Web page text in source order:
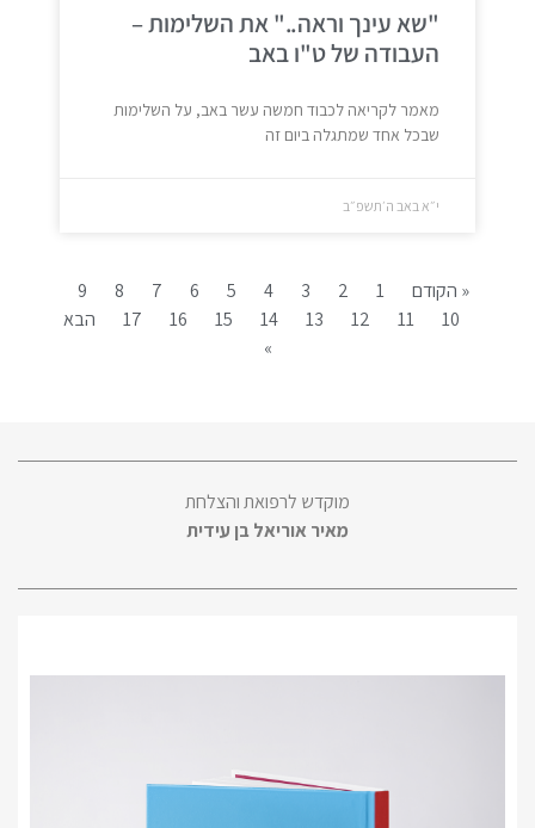
"שא עינך וראה.." את השלימות –
העבודה של ט"ו באב
מאמר לקריאה לכבוד חמשה עשר באב, על השלימות
שבכל אחד שמתגלה ביום זה
י״א באב ה׳תשפ״ב
« הקודם 1
2
3
4
5
6
7
8
9
10
11
12
13
14
15
16
17
הבא
»
מוקדש לרפואת והצלחת
מאיר אוריאל בן עידית